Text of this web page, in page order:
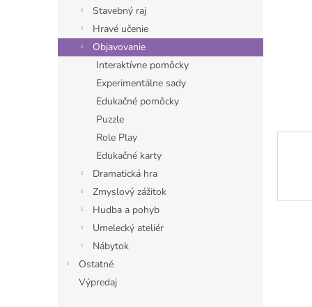
Stavebný raj
Hravé učenie
Objavovanie
Interaktívne pomôcky
Experimentálne sady
Edukačné pomôcky
Puzzle
Role Play
Edukačné karty
Dramatická hra
Zmyslový zážitok
Hudba a pohyb
Umelecký ateliér
Nábytok
Ostatné
Výpredaj